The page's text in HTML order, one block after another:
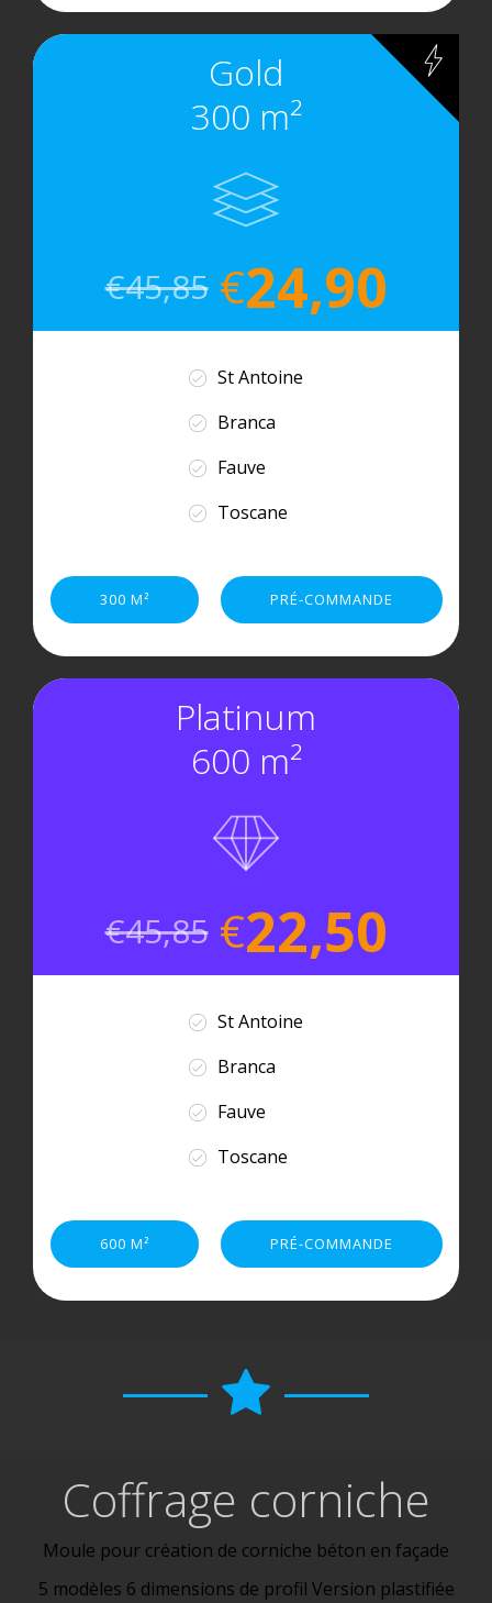
Gold
300 m²
€45,85 €24,90
St Antoine
Branca
Fauve
Toscane
300 M² PRÉ-COMMANDE
Platinum
600 m²
€45,85 €22,50
St Antoine
Branca
Fauve
Toscane
600 M² PRÉ-COMMANDE
Coffrage corniche
Moule pour création de corniche béton en façade
5 modèles 6 dimensions de profil Version plastifiée